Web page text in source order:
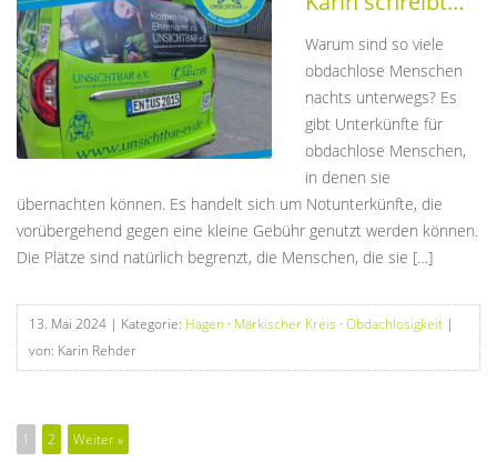
Warum sind so viele
obdachlose Menschen
nachts unterwegs? Es
gibt Unterkünfte für
obdachlose Menschen,
in denen sie
übernachten können. Es handelt sich um Notunterkünfte, die
vorübergehend gegen eine kleine Gebühr genutzt werden können.
Die Plätze sind natürlich begrenzt, die Menschen, die sie […]
13. Mai 2024 | Kategorie: Hagen · Märkischer Kreis · Obdachlosigkeit |
von: Karin Rehder
1 2 Weiter »